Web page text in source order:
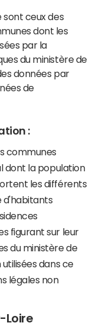
sont ceux des
dont les
par la
du ministère de
données par
de
:
communes
dont la population
les différents
d'habitants
figurant sur leur
du ministère de
dans ce
légales non
Loire